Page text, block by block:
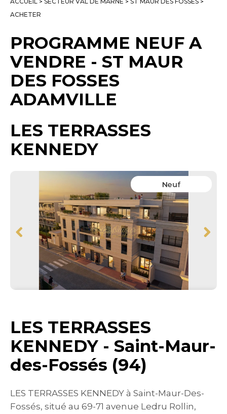
> > >
ACHETER
PROGRAMME NEUF A
VENDRE - ST MAUR
DES FOSSES
ADAMVILLE
LES TERRASSES
KENNEDY
LES TERRASSES
KENNEDY - Saint-Maur-
des-Fossés (94)
LES TERRASSES KENNEDY à Saint-Maur-Des-
Fossés, situé au 69-71 avenue Ledru Rollin,